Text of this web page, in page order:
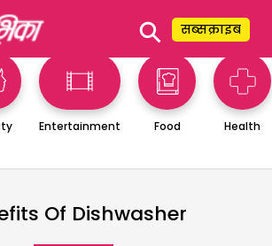
⚲ सब्सक्राइब
Entertainment Food Health
Of Dishwasher